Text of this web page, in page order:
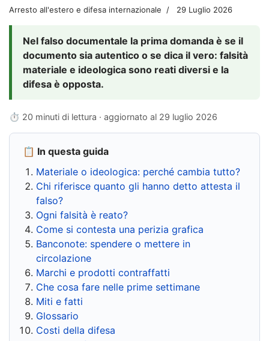
Arresto all'estero e difesa internazionale 29 Luglio 2026
Nel falso documentale la prima domanda è se il
documento sia autentico o se dica il vero: falsità
materiale e ideologica sono reati diversi e la
difesa è opposta.
⏱ 20 minuti di lettura · aggiornato al 29 luglio 2026
📋 In questa guida
Materiale o ideologica: perché cambia tutto?
Chi riferisce quanto gli hanno detto attesta il
falso?
Ogni falsità è reato?
Come si contesta una perizia grafica
Banconote: spendere o mettere in
circolazione
Marchi e prodotti contraffatti
Che cosa fare nelle prime settimane
Miti e fatti
Glossario
Costi della difesa